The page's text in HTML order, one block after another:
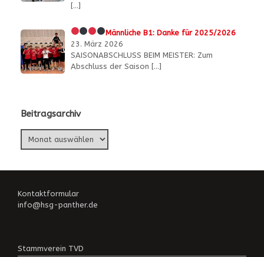
[…]
Männliche B1: Danke für 2025/2026
23. März 2026
SAISONABSCHLUSS BEIM MEISTER: Zum
Abschluss der Saison […]
Beitragsarchiv
Kontaktformular
info@hsg-panther.de
Stammverein TVD